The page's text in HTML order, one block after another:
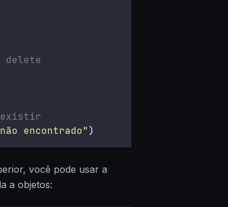
delete
existir
não encontrado")
você pode usar a
a objetos: